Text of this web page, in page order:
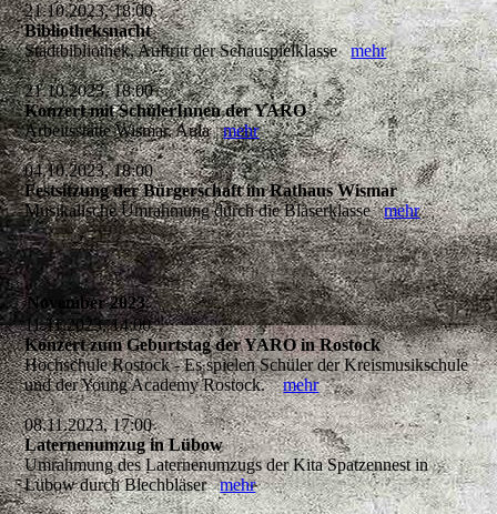
21.10.2023, 18:00
Bibliotheksnacht
Stadtbibliothek, Auftritt der Schauspielklassemehr
21.10.2023, 18:00
Konzert mit SchülerInnen der YARO
Arbeitsstätte Wismar, Aulamehr
04.10.2023, 18:00
Festsitzung der Bürgerschaft im Rathaus Wismar
Musikalische Umrahmung durch die Bläserklassemehr
November 2023
11.11.2023, 14:00
Konzert zum Geburtstag der YARO in Rostock
Hochschule Rostock - Es spielen Schüler der Kreismusikschule
und der Young Academy Rostock.mehr
08.11.2023, 17:00
Laternenumzug in Lübow
Umrahmung des Laternenumzugs der Kita Spatzennest in
Lübow durch Blechbläsermehr